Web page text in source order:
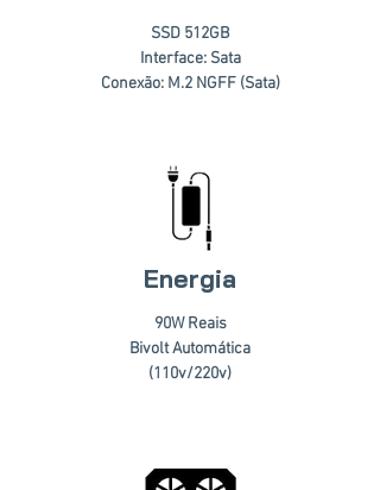
SSD 512GB
Interface: Sata
Conexão: M.2 NGFF (Sata)
Energia
90W Reais
Bivolt Automática
(110v/220v)